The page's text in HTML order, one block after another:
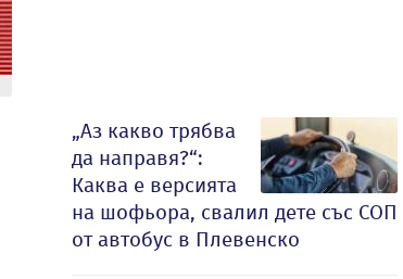
„Аз какво трябва
да направя?“:
Каква е версията
на шофьора, свалил дете със СОП
от автобус в Плевенско